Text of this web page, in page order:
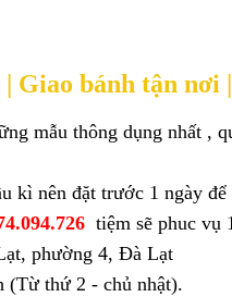
Giao bánh tận
mẫu thông dụng nhất ,
kì nên đặt trước 1 ngày
tiệm sẽ phuc vụ
phường 4, Đà Lạt
(Từ thứ 2 - chủ nhật).